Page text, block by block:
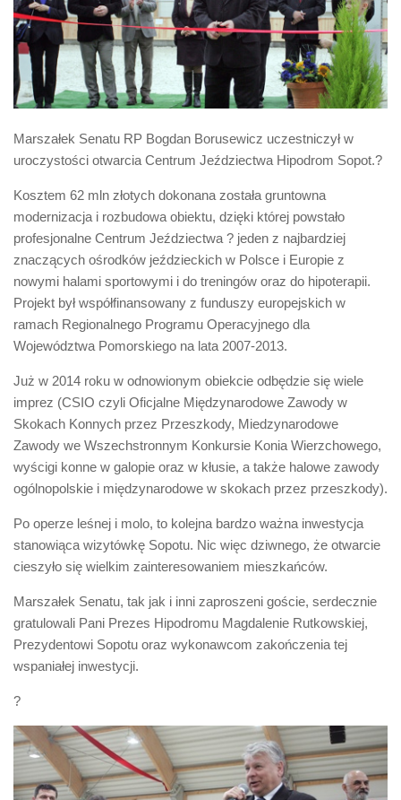
Biuro Senatorskie
Polecane
Senat
Platforma Obywatelska
Fundacja Batorego
Marszałek Senatu RP Bogdan Borusewicz uczestniczył w
uroczystości otwarcia Centrum Jeździectwa Hipodrom Sopot.?
Kosztem 62 mln złotych dokonana została gruntowna
modernizacja i rozbudowa obiektu, dzięki której powstało
profesjonalne Centrum Jeździectwa ? jeden z najbardziej
znaczących ośrodków jeździeckich w Polsce i Europie z
nowymi halami sportowymi i do treningów oraz do hipoterapii.
Projekt był współfinansowany z funduszy europejskich w
ramach Regionalnego Programu Operacyjnego dla
Województwa Pomorskiego na lata 2007-2013.
Już w 2014 roku w odnowionym obiekcie odbędzie się wiele
imprez (CSIO czyli Oficjalne Międzynarodowe Zawody w
Skokach Konnych przez Przeszkody, Miedzynarodowe
Zawody we Wszechstronnym Konkursie Konia Wierzchowego,
wyścigi konne w galopie oraz w kłusie, a także halowe zawody
ogólnopolskie i międzynarodowe w skokach przez przeszkody).
Po operze leśnej i molo, to kolejna bardzo ważna inwestycja
stanowiąca wizytówkę Sopotu. Nic więc dziwnego, że otwarcie
cieszyło się wielkim zainteresowaniem mieszkańców.
Marszałek Senatu, tak jak i inni zaproszeni goście, serdecznie
gratulowali Pani Prezes Hipodromu Magdalenie Rutkowskiej,
Prezydentowi Sopotu oraz wykonawcom zakończenia tej
wspaniałej inwestycji.
?